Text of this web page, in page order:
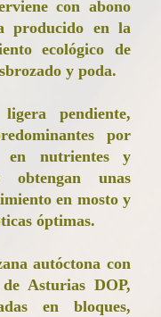
con abono
producido en la
ecológico de
y poda.
pendiente,
por
nutrientes y
unas
en mosto y
óptimas.
autóctona con
Asturias DOP,
en bloques,